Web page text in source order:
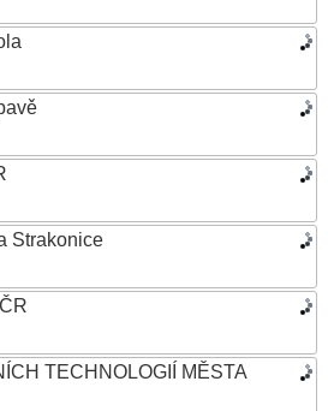
Strakonice
TECHNOLOGIÍ MĚSTA